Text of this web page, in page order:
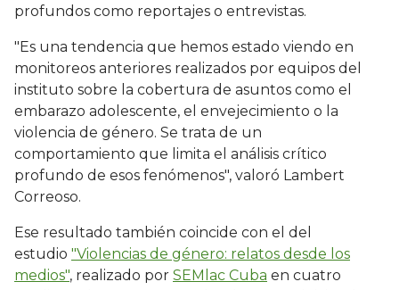
profundos como reportajes o entrevistas.
"Es una tendencia que hemos estado viendo en
monitoreos anteriores realizados por equipos del
instituto sobre la cobertura de asuntos como el
embarazo adolescente, el envejecimiento o la
violencia de género. Se trata de un
comportamiento que limita el análisis crítico
profundo de esos fenómenos", valoró Lambert
Correoso.
Ese resultado también coincide con el del
estudio "Violencias de género: relatos desde los
medios", realizado por SEMlac Cuba en cuatro